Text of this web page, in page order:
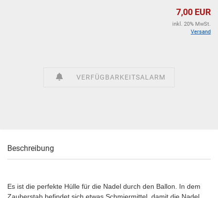
7,00 EUR
inkl. 20% MwSt.
Versand
VERFÜGBARKEITSALARM
Beschreibung
Es ist die perfekte Hülle für die Nadel durch den Ballon. In dem